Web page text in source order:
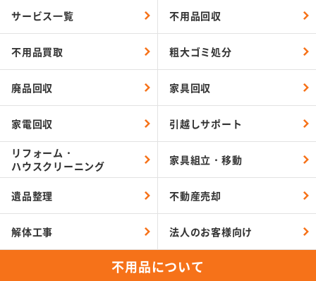
サービス一覧 不用品回収
不用品買取 粗大ゴミ処分
廃品回収 家具回収
家電回収 引越しサポート
リフォーム・
ハウスクリーニング
家具組立・移動
遺品整理 不動産売却
解体工事 法人のお客様向け
不用品について